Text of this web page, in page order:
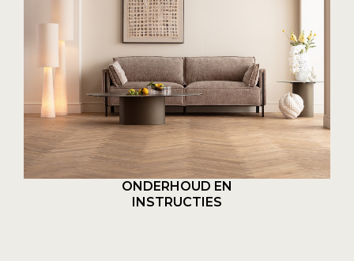
ONDERHOUD EN
INSTRUCTIES